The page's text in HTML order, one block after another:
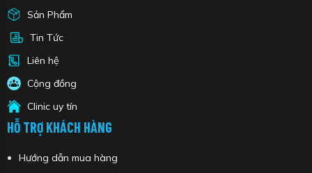
Sản Phẩm
Tin Tức
Liên hệ
Cộng đồng
Clinic uy tín
HỖ TRỢ KHÁCH HÀNG
Hướng dẫn mua hàng